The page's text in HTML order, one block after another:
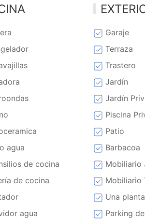
agua
de cocina
de cocina
agua
Garaje
Terraza
Trastero
Jardín
Jardín
Piscina
Patio
Barbacoa
Mobiliario
Mobiliario
Una planta
Parking